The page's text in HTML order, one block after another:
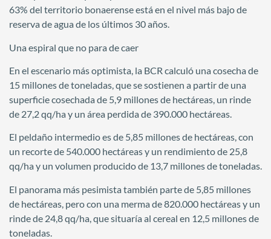
63% del territorio bonaerense está en el nivel más bajo de
reserva de agua de los últimos 30 años.
Una espiral que no para de caer
En el escenario más optimista, la BCR calculó una cosecha de
15 millones de toneladas, que se sostienen a partir de una
superficie cosechada de 5,9 millones de hectáreas, un rinde
de 27,2 qq/ha y un área perdida de 390.000 hectáreas.
El peldaño intermedio es de 5,85 millones de hectáreas, con
un recorte de 540.000 hectáreas y un rendimiento de 25,8
qq/ha y un volumen producido de 13,7 millones de toneladas.
El panorama más pesimista también parte de 5,85 millones
de hectáreas, pero con una merma de 820.000 hectáreas y un
rinde de 24,8 qq/ha, que situaría al cereal en 12,5 millones de
toneladas.